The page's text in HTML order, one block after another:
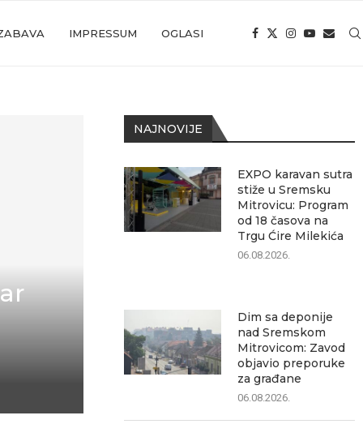
IMPRESSUM OGLASI
NAJNOVIJE
EXPO karavan sutra
stiže u Sremsku
Mitrovicu: Program
od 18 časova na
Trgu Ćire Milekića
06.08.2026.
Dim sa deponije
nad Sremskom
Mitrovicom: Zavod
objavio preporuke
za građane
06.08.2026.